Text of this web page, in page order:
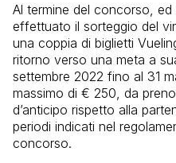
Al termine del concorso, ed
effettuato il sorteggio del
una coppia di biglietti
ritorno verso una meta a
settembre 2022 fino al 31
massimo di € 250, da
d’anticipo rispetto alla
periodi indicati nel
concorso.